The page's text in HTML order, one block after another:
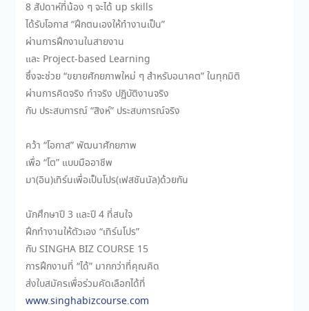
8 สัปดาห์ที่น้อง ๆ จะได้ up skills
ได้รับโอกาส “ฝึกตนเองให้ทำงานเป็น”
ผ่านการฝึกงานในสายงาน
และ Project-based Learning
ซึ่งจะช่วย “ขยายศักยภาพใหม่ ๆ สำหรับอนาคต” ในทุกมิติ
ผ่านการคิดจริง ทำจริง ปฏิบัติงานจริง
กับ ประสบการณ์ “สิงห์” ประสบการณ์จริง
คว้า “โอกาส” พัฒนาศักยภาพ
เพื่อ “โต” แบบมืออาชีพ
มา(อิน)เทิร์นเพื่อเป็นโปร(เฟสชันนัล)ด้วยกัน
นักศึกษาปี 3 และปี 4 ที่สนใจ
ฝึกทำงานให้ตัวเอง “เทิร์นโปร”
กับ SINGHA BIZ COURSE 15
การฝึกงานที่ “ได้” มากกว่าที่คุณคิด
ส่งใบสมัครเพื่อร่วมคัดเลือกได้ที่
www.singhabizcourse.com